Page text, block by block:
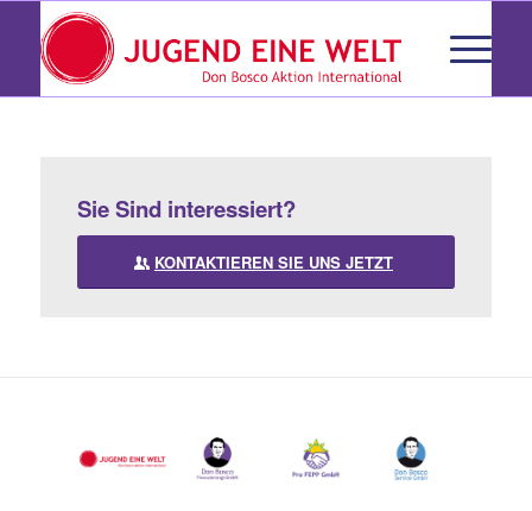
Sie Sind interessiert?
KONTAKTIEREN SIE UNS JETZT